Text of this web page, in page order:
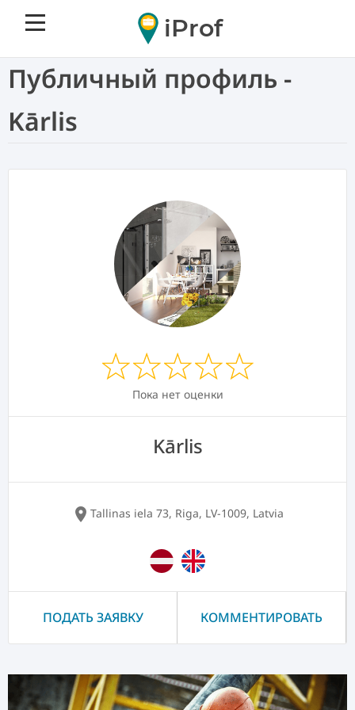
iProf
Публичный профиль -
Kārlis
Пока нет оценки
Kārlis
location_on Tallinas iela 73, Riga, LV-1009, Latvia
ПОДАТЬ ЗАЯВКУ КОММЕНТИРОВАТЬ